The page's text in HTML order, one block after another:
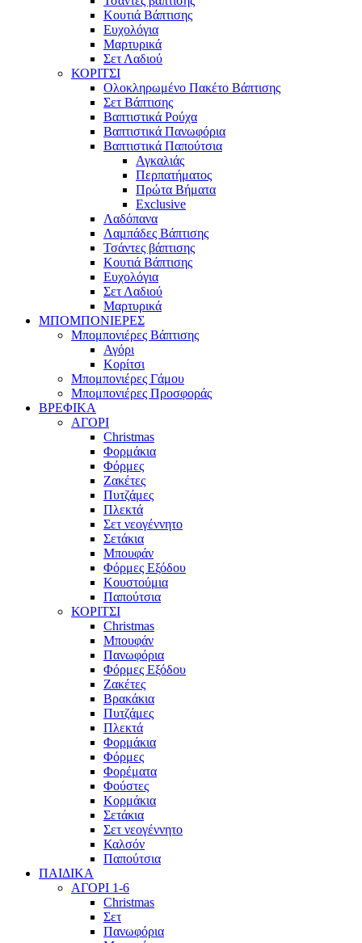
Κουτιά Βάπτισης
Ευχολόγια
Μαρτυρικά
Σετ Λαδιού
ΚΟΡΙΤΣΙ
Ολοκληρωμένο Πακέτο Βάπτισης
Σετ Βάπτισης
Βαπτιστικά Ρούχα
Βαπτιστικά Πανωφόρια
Βαπτιστικά Παπούτσια
Αγκαλιάς
Περπατήματος
Πρώτα Βήματα
Exclusive
Λαδόπανα
Λαμπάδες Βάπτισης
Τσάντες βάπτισης
Κουτιά Βάπτισης
Ευχολόγια
Σετ Λαδιού
Μαρτυρικά
ΜΠΟΜΠΟΝΙΕΡΕΣ
Μπομπονιέρες Βάπτισης
Αγόρι
Κορίτσι
Μπομπονιέρες Γάμου
Μπομπονιέρες Προσφοράς
ΒΡΕΦΙΚΑ
ΑΓΟΡΙ
Christmas
Φορμάκια
Φόρμες
Ζακέτες
Πυτζάμες
Πλεκτά
Σετ νεογέννητο
Σετάκια
Μπουφάν
Φόρμες Εξόδου
Κουστούμια
Παπούτσια
ΚΟΡΙΤΣΙ
Christmas
Μπουφάν
Πανωφόρια
Φόρμες Εξόδου
Ζακέτες
Βρακάκια
Πυτζάμες
Πλεκτά
Φορμάκια
Φόρμες
Φορέματα
Φούστες
Κορμάκια
Σετάκια
Σετ νεογέννητο
Καλσόν
Παπούτσια
ΠΑΙΔΙΚΑ
ΑΓΟΡΙ 1-6
Christmas
Σετ
Πανωφόρια